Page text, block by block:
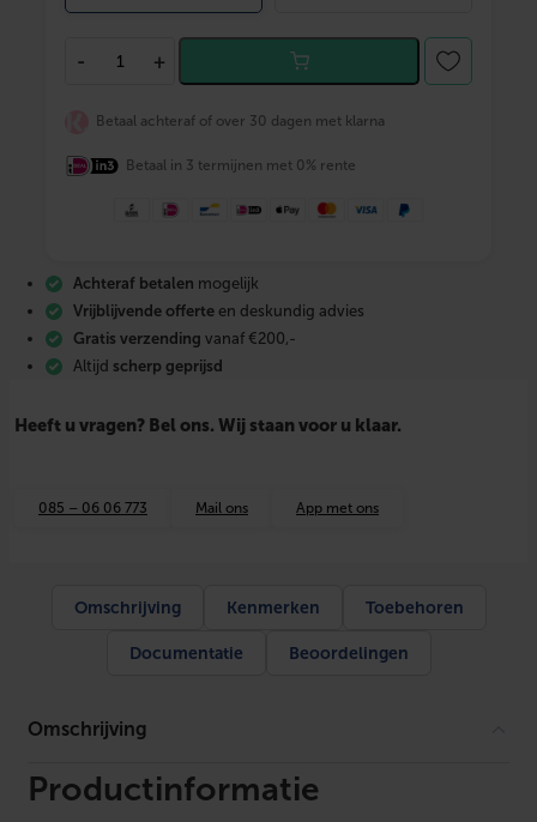
M
8
m
0
i
a
t
w
- +
Betaal achteraf of over 30 dagen met klarna
Betaal in 3 termijnen met 0% rente
Achteraf betalen mogelijk
Vrijblijvende offerte en deskundig advies
Gratis verzending vanaf €200,-
Altijd scherp geprijsd
Heeft u vragen? Bel ons. Wij staan voor u klaar.
085 – 06 06 773 Mail ons App met ons
Omschrijving Kenmerken Toebehoren
Documentatie Beoordelingen
Omschrijving
Productinformatie